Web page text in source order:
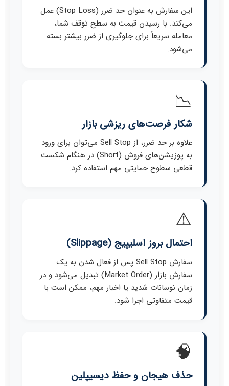
این سفارش به عنوان حد ضرر (Stop Loss) عمل
می‌کند. با رسیدن قیمت به سطح توقف شما،
معامله سریعاً برای جلوگیری از ضرر بیشتر بسته
می‌شود.
📉
شکار فرصت‌های ریزشی بازار
علاوه بر حد ضرر، از Sell Stop می‌توان برای ورود
به پوزیشن‌های فروش (Short) در هنگام شکست
قطعی سطوح حمایتی مهم استفاده کرد.
⚠️
احتمال بروز اسلیپیج (Slippage)
سفارش Sell Stop پس از فعال شدن به یک
سفارش بازار (Market Order) تبدیل می‌شود و در
زمان نوسانات شدید یا اخبار مهم، ممکن است با
قیمت متفاوتی اجرا شود.
🧠
حذف هیجان و حفظ دیسیپلین